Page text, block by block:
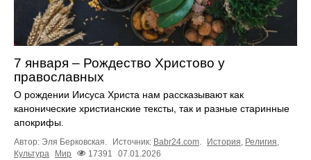
7 января – Рождество Христово у
православных
О рождении Иисуса Христа нам рассказывают как
канонические христианские тексты, так и разные старинные
апокрифы.
Автор: Эля Берковская. Источник: Babr24.com. История, Религия,
Культура
Мир 17391 07.01.2026